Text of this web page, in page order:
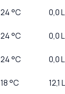
24°C 0,0
24°C 0,0
24°C 0,0
18°C 12,1